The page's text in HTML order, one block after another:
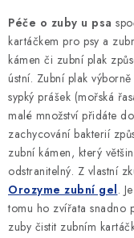
c
í
p
r
v
k
y
v
ý
p
i
á
n
k
o
v
á
n
í
Péče o zuby u psa
kartáčkem pro psy a
kámen či zubní plak
ústní. Zubní plak
sypký prášek (mořská
malé množství přidáte
zachycování bakterií
zubní kámen, který
odstranitelný. Z vlastní
Orozyme zubní gel.
tomu ho zvířata snadno
zuby čistit zubním